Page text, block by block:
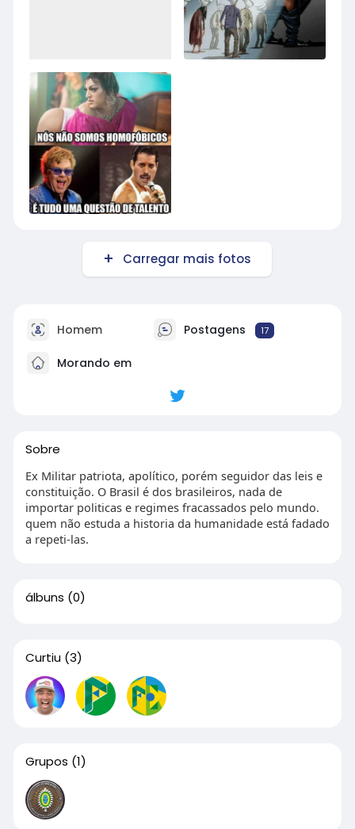
Carregar mais fotos
Homem Postagens 17
Morando em
Sobre
Ex Militar patriota, apolítico, porém seguidor das leis e
constituição. O Brasil é dos brasileiros, nada de
importar politicas e regimes fracassados pelo mundo.
quem não estuda a historia da humanidade está fadado
a repeti-las.
álbuns (0)
Curtiu (3)
Grupos (1)